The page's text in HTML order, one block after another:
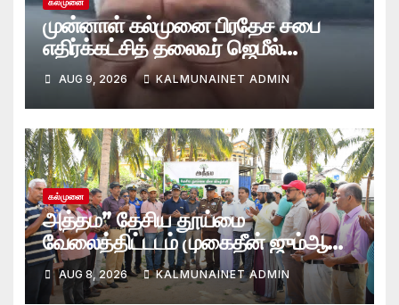
முன்னாள் கல்முனை பிரதேச சபை
எதிர்க்கட்சித் தலைவர் ஜெமீல்
காலமானார்.!
AUG 9, 2026 KALMUNAINET ADMIN
கல்முனை
அத்தம” தேசிய தூய்மை
வேலைத்திட்டடம் முகைதீன் ஜும்ஆ
பெரிய பள்ளிவாசல்
வளாகத்தில்; களத்தில் இறங்கிய
AUG 8, 2026 KALMUNAINET ADMIN